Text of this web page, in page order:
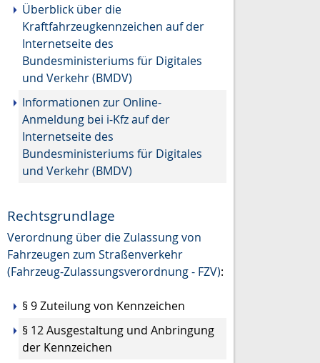
Überblick über die
Kraftfahrzeugkennzeichen auf der
Internetseite des
Bundesministeriums für Digitales
und Verkehr (BMDV)
Informationen zur Online-
Anmeldung bei i-Kfz auf der
Internetseite des
Bundesministeriums für Digitales
und Verkehr (BMDV)
Rechtsgrundlage
Verordnung über die Zulassung von
Fahrzeugen zum Straßenverkehr
(Fahrzeug-Zulassungsverordnung - FZV):
§ 9 Zuteilung von Kennzeichen
§ 12 Ausgestaltung und Anbringung
der Kennzeichen